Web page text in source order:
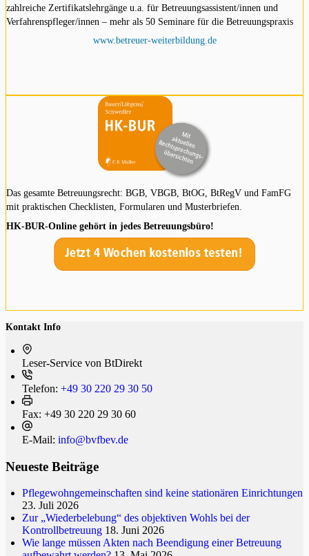
zahlreiche Zertifikatslehrgänge u.a. für Betreuungsassistent/innen und
Verfahrenspfleger/innen – mehr als 50 Seminare für die Betreuungspraxis
www.betreuer-weiterbildung.de
Das gesamte Betreuungsrecht: BGB, VBGB, BtOG, BtRegV und FamFG
mit praktischen Checklisten, Formularen und Musterbriefen.
HK-BUR-Online gehört in jedes Betreuungsbüro!
Kontakt Info
Leser-Service von BtDi­rekt
Telefon: +49 30 220 29 30 50
Fax: +49 30 220 29 30 60
E-Mail: info@bvfbev.de
Neueste Beiträge
Pflegewohngemeinschaften sind keine stationären Einrichtungen
23. Juli 2026
Zur „Wiederbelebung“ des objektiven Wohls bei der
Kontrollbetreuung 18. Juni 2026
Wie lange müssen Akten nach Beendigung einer Betreuung